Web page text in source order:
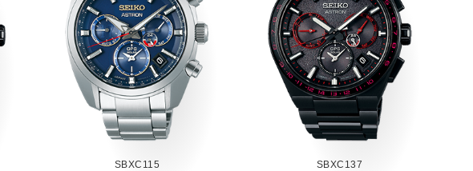
SBXC115
SBXC137